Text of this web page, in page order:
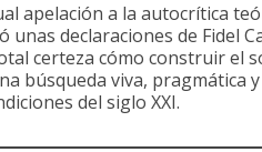
apelación a la autocrítica
unas declaraciones de Fidel
certeza cómo construir el
búsqueda viva, pragmática
del siglo XXI.